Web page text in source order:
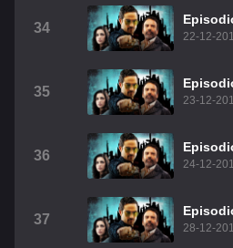
34
22-12-
35
23-12-
36
24-12-
37
28-12-